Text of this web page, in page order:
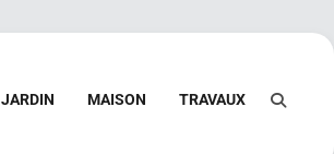
JARDIN MAISON TRAVAUX